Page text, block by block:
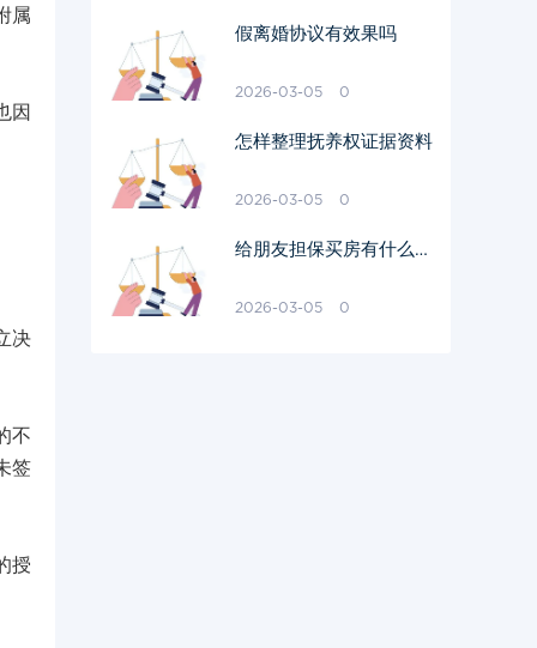
属
因
决
不
签
授
假离婚协议有效果吗
2026-03-05 0
怎样整理抚养权证据资料
2026-03-05 0
给朋友担保买房有什么风
2026-03-05 0